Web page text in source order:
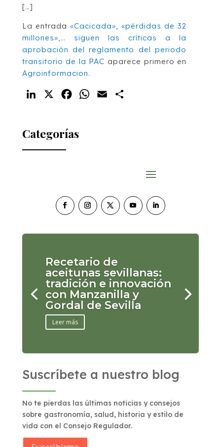
[…]
La entrada «Cacicada», «pérdidas de 32
millones»,… siguen las críticas a la
aprobación del reglamento del periodo
transitorio de la PAC aparece primero en
Agroinformacion.
LinkedIn FacebookWhatsApp
Email
Categorías
Recetario de
aceitunas sevillanas:
tradición e innovación
con Manzanilla y
Gordal de Sevilla
Leer más
Suscríbete a nuestro blog
No te pierdas las últimas noticias y consejos
sobre gastronomía, salud, historia y estilo de
vida con el Consejo Regulador.